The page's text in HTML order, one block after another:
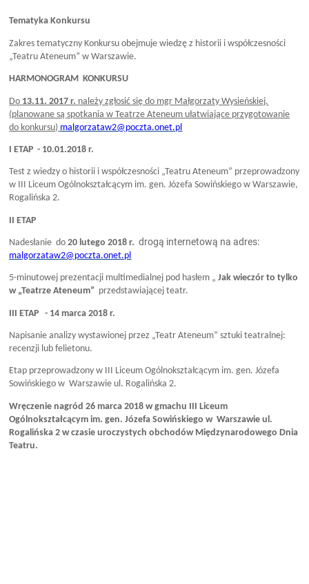
Tematyka Konkursu
Zakres tematyczny Konkursu obejmuje wiedzę z historii i współczesności
„Teatru Ateneum” w Warszawie.
HARMONOGRAM KONKURSU
Do 13.11. 2017 r. należy zgłosić się do mgr Małgorzaty Wysieńskiej.
(planowane są spotkania w Teatrze Ateneum ułatwiające przygotowanie
do konkursu) malgorzataw2@poczta.onet.pl
I ETAP - 10.01.2018 r.
Test z wiedzy o historii i współczesności „Teatru Ateneum” przeprowadzony
w III Liceum Ogólnokształcącym im. gen. Józefa Sowińskiego w Warszawie,
Rogalińska 2.
II ETAP
Nadesłanie do20 lutego 2018 r. drogą internetową na adres:
malgorzataw2@poczta.onet.pl
5-minutowej prezentacji multimedialnej pod hasłem „Jak wieczór to tylko
w „Teatrze Ateneum” przedstawiającej teatr.
III ETAP - 14 marca 2018 r.
Napisanie analizy wystawionej przez „Teatr Ateneum” sztuki teatralnej:
recenzji lub felietonu.
Etap przeprowadzony w III Liceum Ogólnokształcącym im. gen. Józefa
Sowińskiego w Warszawie ul. Rogalińska 2.
Wręczenie nagród 26 marca 2018 w gmachu III Liceum
Ogólnokształcącym im. gen. Józefa Sowińskiego w Warszawie ul.
Rogalińska 2 w czasie uroczystych obchodów Międzynarodowego Dnia
Teatru.